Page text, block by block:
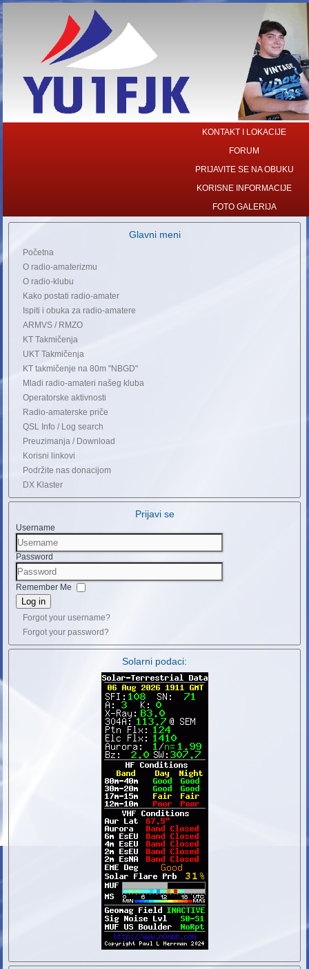
KONTAKT I LOKACIJE
FORUM
PRIJAVITE SE NA OBUKU
KORISNE INFORMACIJE
FOTO GALERIJA
Glavni meni
Početna
O radio-amaterizmu
O radio-klubu
Kako postati radio-amater
Ispiti i obuka za radio-amatere
ARMVS / RMZO
KT Takmičenja
UKT Takmičenja
KT takmičenje na 80m "NBGD"
Mladi radio-amateri našeg kluba
Operatorske aktivnosti
Radio-amaterske priče
QSL Info / Log search
Preuzimanja / Download
Korisni linkovi
Podržite nas donacijom
DX Klaster
Prijavi se
Username
Password
Remember Me
Log in
Forgot your username?
Forgot your password?
Solarni podaci: